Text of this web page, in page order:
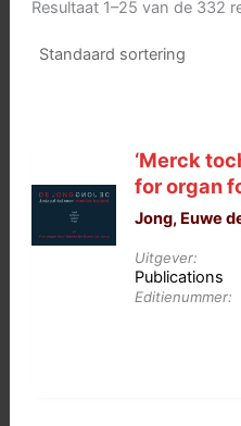
Resultaat 1–25 van de 332
‘Merck
for organ
Jong, Euwe
Uitgever:
Publications
Editienummer: